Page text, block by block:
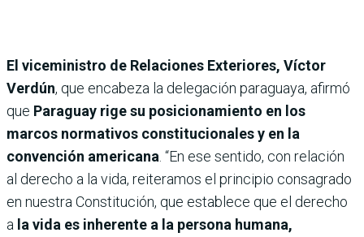
El viceministro de Relaciones Exteriores, Víctor
Verdún, que encabeza la delegación paraguaya, afirmó
que Paraguay rige su posicionamiento en los
marcos normativos constitucionales y en la
convención americana . “En ese sentido, con relación
al derecho a la vida, reiteramos el principio consagrado
en nuestra Constitución, que establece que el derecho
a la vida es inherente a la persona humana,